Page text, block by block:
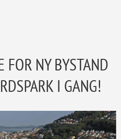
FOR NY BYSTAND
I GANG!